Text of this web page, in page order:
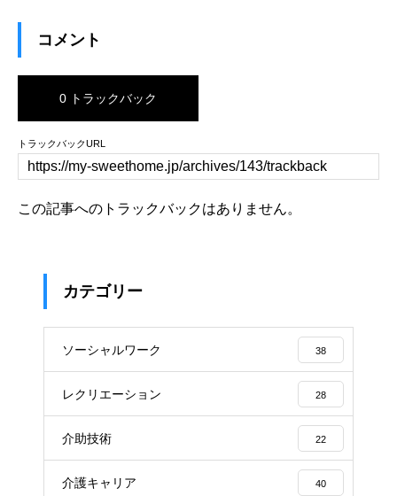
コメント
0 トラックバック
トラックバックURL
この記事へのトラックバックはありません。
カテゴリー
ソーシャルワーク 38
レクリエーション 28
介助技術 22
介護キャリア 40